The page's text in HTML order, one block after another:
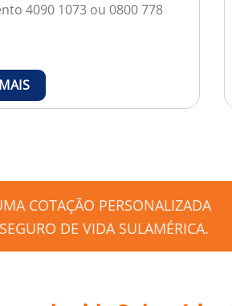
4090 1073 ou 0800 778
COTAÇÃO PERSONALIZADA
DE VIDA SULAMÉRICA.